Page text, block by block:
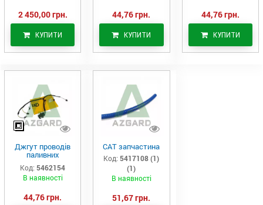
2 450,00 грн.
КУПИТИ
44,76 грн.
КУПИТИ
44,76 грн.
КУПИТИ
Джгут проводів
паливних
форсунок CAT
C7/C9 (546-2154)
Код: 5462154
В наявності
44,76 грн.
САТ запчастина
Код: 5417108 (1)
(1)
В наявності
51,67 грн.